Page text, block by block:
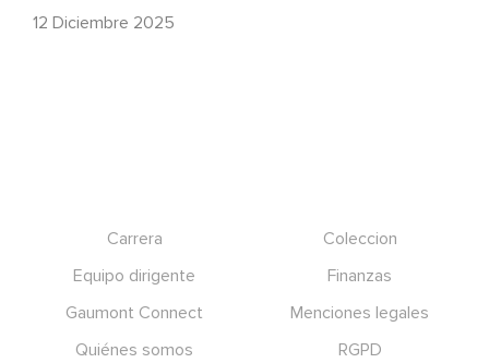
12 Diciembre 2025
Carrera
Coleccion
Equipo dirigente
Finanzas
Gaumont Connect
Menciones legales
Quiénes somos
RGPD